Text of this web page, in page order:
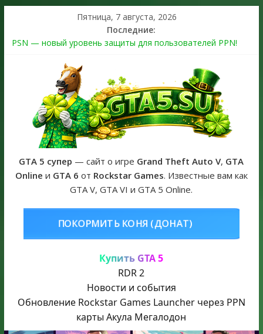
Пятница, 7 августа, 2026
Последние:
PSN — новый уровень защиты для пользователей PPN!
The Kortz Center Heist выйдет в GTA Online уже 14 июля
Регистрация в Rockstar Games Social Club ошибка #1.500.7:
как зарегистрировать аккаунт и войти без проблем в 2026
Получайте особые награды в GTA Online по программе
Fine Art Collector
GTA 6 официальная обложка игры и Предзаказ Grand Theft
Auto VI
GTA 5 супер — сайт о игре Grand Theft Auto V, GTA
Online и GTA 6 от Rockstar Games. Известные вам как
GTA V, GTA VI и GTA 5 Online.
(ДОНАТ) КУПИТЬ GTA 5
Купить GTA 5
RDR 2
Новости и события
Обновление Rockstar Games Launcher через PPN
карты Акула Мегалодон